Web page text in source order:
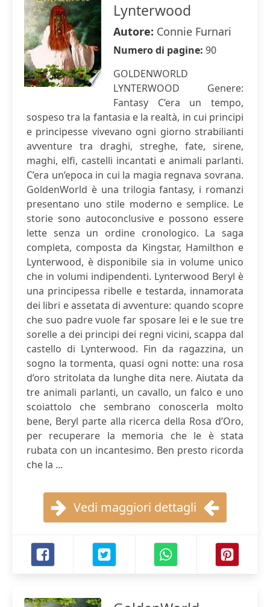
Lynterwood
Autore: Connie Furnari
Numero di pagine: 90
GOLDENWORLD
LYNTERWOOD Genere:
Fantasy C’era un tempo,
sospeso tra la fantasia e la realtà, in cui principi
e principesse vivevano ogni giorno strabilianti
avventure tra draghi, streghe, fate, sirene,
maghi, elfi, castelli incantati e animali parlanti.
C’era un’epoca in cui la magia regnava sovrana.
GoldenWorld è una trilogia fantasy, i romanzi
presentano uno stile moderno e semplice. Le
storie sono autoconclusive e possono essere
lette senza un ordine cronologico. La saga
completa, composta da Kingstar, Hamilthon e
Lynterwood, è disponibile sia in volume unico
che in volumi indipendenti. Lynterwood Beryl è
una principessa ribelle e testarda, innamorata
dei libri e assetata di avventure: quando scopre
che suo padre vuole far sposare lei e le sue tre
sorelle a dei principi dei regni vicini, scappa dal
castello di Lynterwood. Fin da ragazzina, un
sogno la tormenta, quasi ogni notte: una rosa
d’oro stritolata da lunghe dita nere. Aiutata da
tre animali parlanti, un cavallo, un falco e uno
scoiattolo che sembrano conoscerla molto
bene, Beryl parte alla ricerca della Rosa d’Oro,
per recuperare la memoria che le è stata
rubata con un incantesimo. Ben presto ricorda
che la ...
Vedi maggiori dettagli